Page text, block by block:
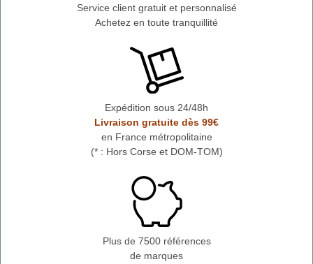
Service client gratuit et personnalisé
Achetez en toute tranquillité
Expédition sous 24/48h
Livraison gratuite dès 99€
en France métropolitaine
(* : Hors Corse et DOM-TOM)
Plus de 7500 références
de marques